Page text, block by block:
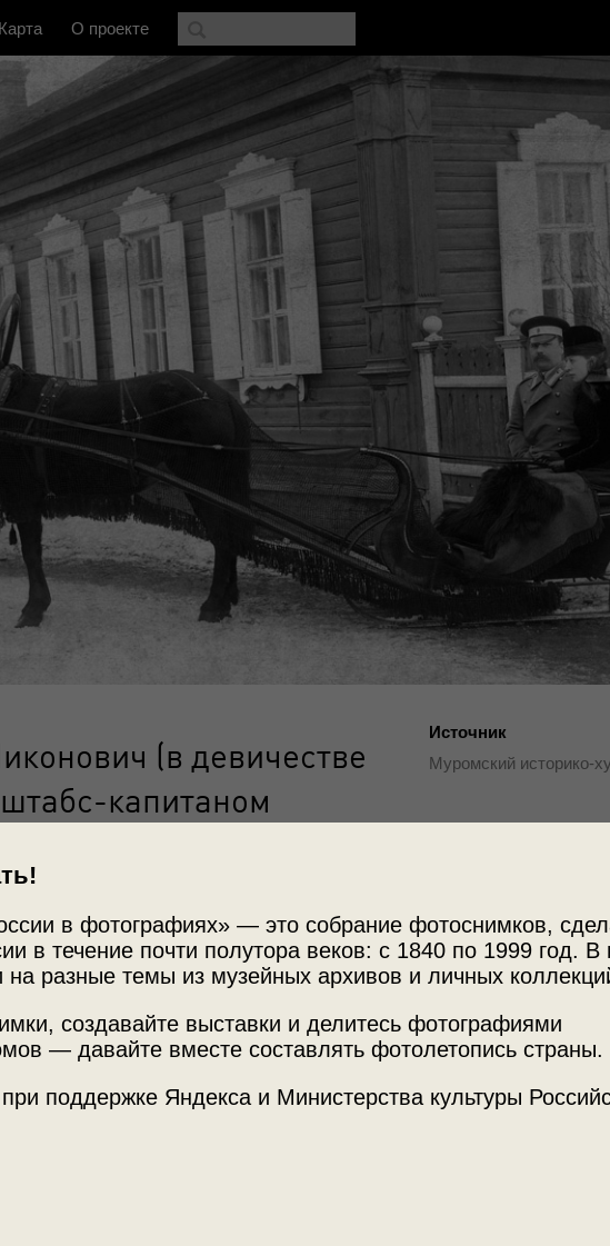
в фотографиях» — это собрание фотоснимков,
в течение почти полутора веков: с 1840 по 1999 год. В
на разные темы из музейных архивов и личных
создавайте выставки и делитесь фотографиями
— давайте вместе составлять фотолетопись страны.
поддержке Яндекса и Министерства культуры
Карта О проекте
Источник
Муромский историко-
Теги
двойной портрет
женщина
зима
зимняя одежда
(в девичестве
капитаном
Никоновичем у дома
Русакова
а Сер­гей Ва­си­лье­вич Ру­са­ков, его отец. С же­